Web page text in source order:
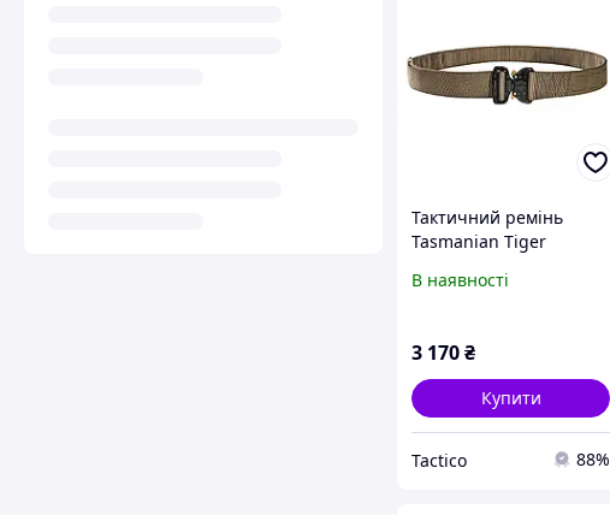
Тактичний ремінь
Tasmanian Tiger
Brown, XL (115-135 см)
В наявності
3 170₴
Купити
Tactico 88%